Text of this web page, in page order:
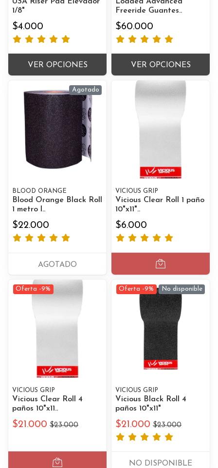
1/8"
$4.000
VER OPCIONES
Freeride Guantes..
$60.000
VER OPCIONES
Agotado
BLOOD ORANGE
Blood Orange Black Roll
1 metro l..
$22.000
AGOTADO
VICIOUS GRIP
Vicious Clear Roll 1 paño
10"x11"..
$6.000
Oferta -9%
VICIOUS GRIP
Vicious Clear Roll 4
paños 10"x11..
$21.000 $23.000
Oferta -9% No disponible
VICIOUS GRIP
Vicious Black Roll 4
paños 10"x11"
$21.000 $23.000
NO DISPONIBLE